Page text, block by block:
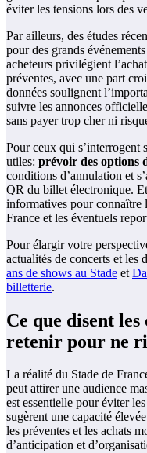
éviter les tensions lors des
Par ailleurs, des études
pour des grands
acheteurs privilégient
préventes, avec une part
données soulignent
suivre les annonces
sans payer trop cher ni
Pour ceux qui s’interrogent
utiles: prévoir des options
conditions d’annulation et
QR du billet électronique. Et
informatives pour connaître
France et les éventuels
Pour élargir votre
actualités de concerts et les
ans de shows au Stade et
billetterie.
Ce que disent
retenir pour ne
La réalité du Stade de
peut attirer une audience
est essentielle pour éviter
sugèrent une capacité
les préventes et les achats
d’anticipation et